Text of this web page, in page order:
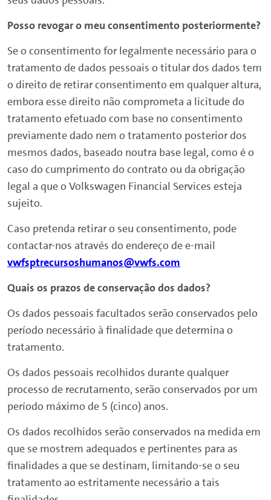
Posso revogar o meu consentimento posteriormente?
Se o consentimento for legalmente necessário para o
tratamento de dados pessoais o titular dos dados tem
o direito de retirar consentimento em qualquer altura,
embora esse direito não comprometa a licitude do
tratamento efetuado com base no consentimento
previamente dado nem o tratamento posterior dos
mesmos dados, baseado noutra base legal, como é o
caso do cumprimento do contrato ou da obrigação
legal a que o Volkswagen Financial Services esteja
sujeito.
Caso pretenda retirar o seu consentimento, pode
contactar-nos através do endereço de e-mail
vwfsptrecursoshumanos@vwfs.com
Quais os prazos de conservação dos dados?
Os dados pessoais facultados serão conservados pelo
período necessário à finalidade que determina o
tratamento.
Os dados pessoais recolhidos durante qualquer
processo de recrutamento, serão conservados por um
período máximo de 5 (cinco) anos.
Os dados recolhidos serão conservados na medida em
que se mostrem adequados e pertinentes para as
finalidades a que se destinam, limitando-se o seu
tratamento ao estritamente necessário a tais